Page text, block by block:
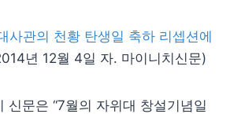
사관의 천황 탄생일 축하 리셉션에
년 12월 4일 자. 마이니치신문)
신문은 “7월의 자위대 창설기념일